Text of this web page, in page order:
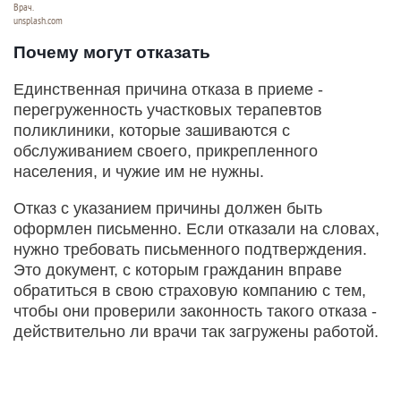
Врач.
unsplash.com
Почему могут отказать
Единственная причина отказа в приеме -
перегруженность участковых терапевтов
поликлиники, которые зашиваются с
обслуживанием своего, прикрепленного
населения, и чужие им не нужны.
Отказ с указанием причины должен быть
оформлен письменно. Если отказали на словах,
нужно требовать письменного подтверждения.
Это документ, с которым гражданин вправе
обратиться в свою страховую компанию с тем,
чтобы они проверили законность такого отказа -
действительно ли врачи так загружены работой.